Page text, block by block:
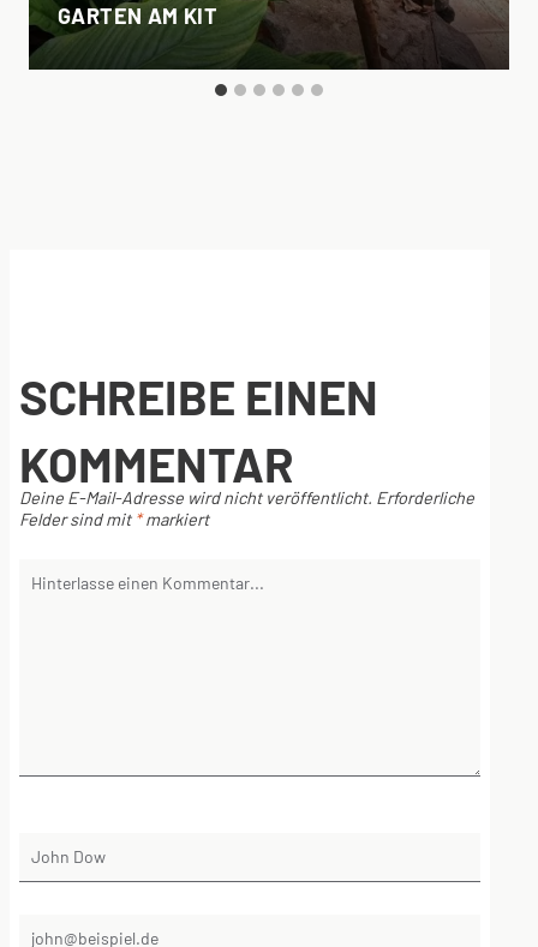
GARTEN AM KIT
SCHREIBE EINEN
KOMMENTAR
Deine E-Mail-Adresse wird nicht veröffentlicht. Erforderliche
Felder sind mit *markiert